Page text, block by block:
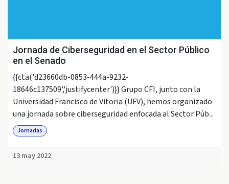
Jornada de Ciberseguridad en el Sector Público
en el Senado
{{cta('d23660db-0853-444a-9232-
18646c137509','justifycenter')}} Grupo CFI, junto con la
Universidad Francisco de Vitoria (UFV), hemos organizado
una jornada sobre ciberseguridad enfocada al Sector Púb...
Jornadas
13 may 2022